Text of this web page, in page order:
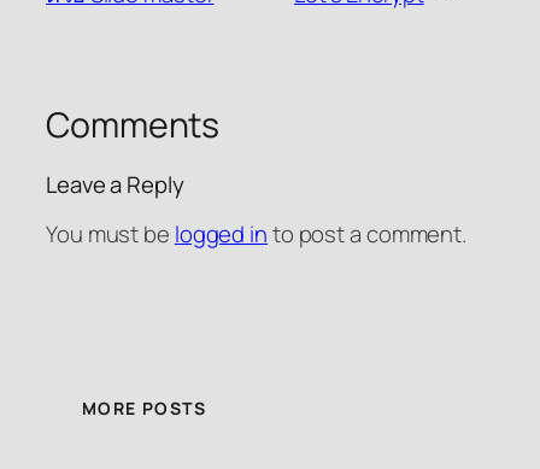
Comments
Leave a Reply
You must be logged into post a comment.
MORE POSTS